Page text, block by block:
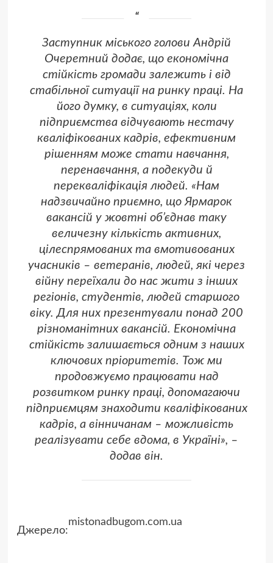
Заступник міського голови Андрій
Очеретний додає, що економічна
стійкість громади залежить і від
стабільної ситуації на ринку праці. На
його думку, в ситуаціях, коли
підприємства відчувають нестачу
кваліфікованих кадрів, ефективним
рішенням може стати навчання,
перенавчання, а подекуди й
перекваліфікація людей. «Нам
надзвичайно приємно, що Ярмарок
вакансій у жовтні об’єднав таку
величезну кількість активних,
цілеспрямованих та вмотивованих
учасників – ветеранів, людей, які через
війну переїхали до нас жити з інших
регіонів, студентів, людей старшого
віку. Для них презентували понад 200
різноманітних вакансій. Економічна
стійкість залишається одним з наших
ключових пріоритетів. Тож ми
продовжуємо працювати над
розвитком ринку праці, допомагаючи
підприємцям знаходити кваліфікованих
кадрів, а вінничанам – можливість
реалізувати себе вдома, в Україні», –
додав він.
Джерело:
mistonadbugom.com.ua